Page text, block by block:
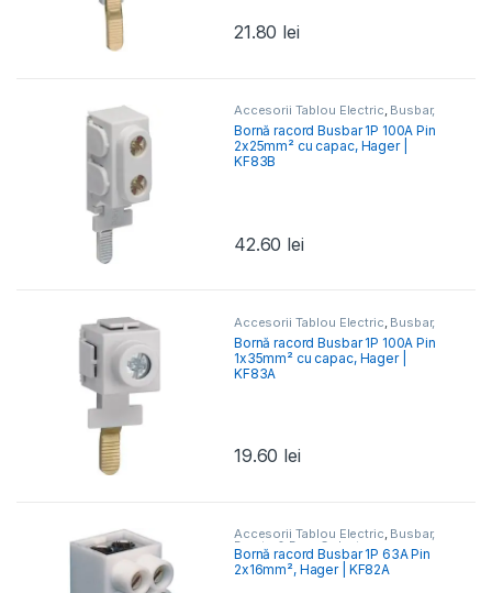
21.80 lei
Accesorii Tablou Electric, Busbar,
Barete & Bare Colectoare ,
Elemente Conexiune- Tablou
Electric
Bornă racord Busbar 1P 100A Pin
2x25mm² cu capac, Hager |
KF83B
42.60 lei
Accesorii Tablou Electric Busbar,
Barete & Bare Colectoare
Elemente Conexiune- Tablou
Electric
Bornă racord Busbar 1P 100A Pin
1x35mm² cu capac, Hager |
KF83A
19.60 lei
Accesorii Tablou Electric, Busbar,
Barete & Bare Colectoare,
Elemente Conexiune- Tablou
Electric
Bornă racord Busbar 1P 63A Pin
2x16mm², Hager | KF82A